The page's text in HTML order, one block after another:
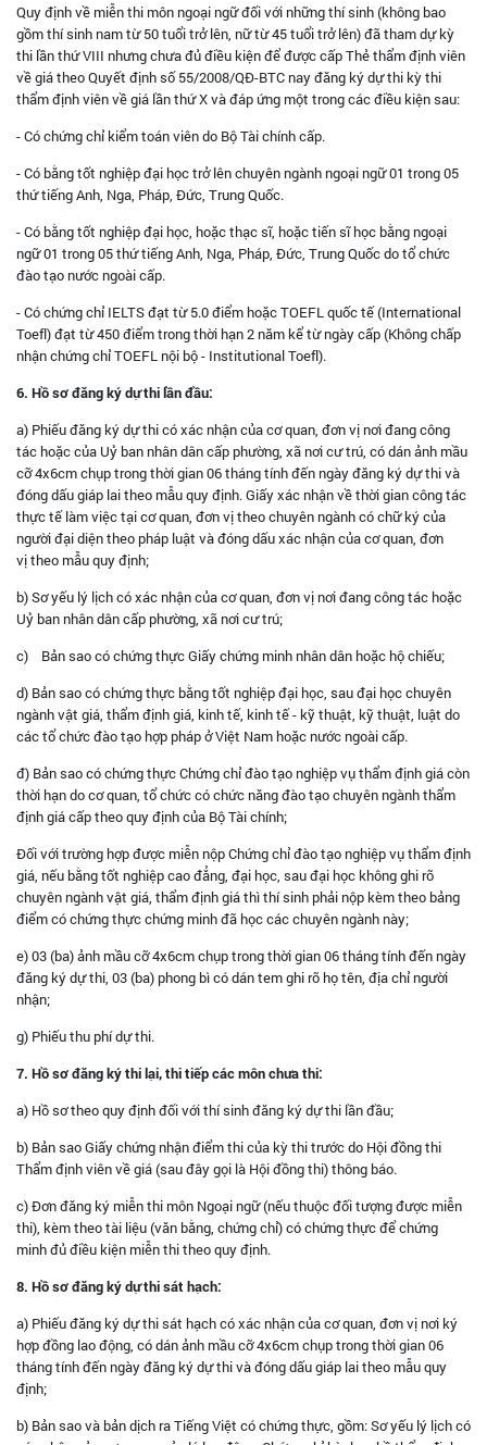
Quy định về miễn thi môn ngoại ngữ đối với những thí sinh (không bao
gồm thí sinh nam từ 50 tuổi trở lên, nữ từ 45 tuổi trở lên) đã tham dự kỳ
thi lần thứ VIII nhưng chưa đủ điều kiện để được cấp Thẻ thẩm định viên
về giá theo Quyết định số 55/2008/QĐ-BTC nay đăng ký dự thi kỳ thi
thẩm định viên về giá lần thứ X và đáp ứng một trong các điều kiện sau:
- Có chứng chỉ kiểm toán viên do Bộ Tài chính cấp.
- Có bằng tốt nghiệp đại học trở lên chuyên ngành ngoại ngữ 01 trong 05
thứ tiếng Anh, Nga, Pháp, Đức, Trung Quốc.
- Có bằng tốt nghiệp đại học, hoặc thạc sĩ, hoặc tiến sĩ học bằng ngoại
ngữ 01 trong 05 thứ tiếng Anh, Nga, Pháp, Đức, Trung Quốc do tổ chức
đào tạo nước ngoài cấp.
- Có chứng chỉ IELTS đạt từ 5.0 điểm hoặc TOEFL quốc tế (International
Toefl) đạt từ 450 điểm trong thời hạn 2 năm kể từ ngày cấp (Không chấp
nhận chứng chỉ TOEFL nội bộ - Institutional Toefl).
6. Hồ sơ đăng ký dự thi lần đầu:
a) Phiếu đăng ký dự thi có xác nhận của cơ quan, đơn vị nơi đang công
tác hoặc của Uỷ ban nhân dân cấp phường, xã nơi cư trú, có dán ảnh mầu
cỡ 4x6cm chụp trong thời gian 06 tháng tính đến ngày đăng ký dự thi và
đóng dấu giáp lai theo mẫu quy định. Giấy xác nhận về thời gian công tác
thực tế làm việc tại cơ quan, đơn vị theo chuyên ngành có chữ ký của
người đại diện theo pháp luật và đóng dấu xác nhận của cơ quan, đơn
vị theo mẫu quy định;
b) Sơ yếu lý lịch có xác nhận của cơ quan, đơn vị nơi đang công tác hoặc
Uỷ ban nhân dân cấp phường, xã nơi cư trú;
c) Bản sao có chứng thực Giấy chứng minh nhân dân hoặc hộ chiếu;
d) Bản sao có chứng thực bằng tốt nghiệp đại học, sau đại học chuyên
ngành vật giá, thẩm định giá, kinh tế, kinh tế - kỹ thuật, kỹ thuật, luật do
các tổ chức đào tạo hợp pháp ở Việt Nam hoặc nước ngoài cấp.
đ) Bản sao có chứng thực Chứng chỉ đào tạo nghiệp vụ thẩm định giá còn
thời hạn do cơ quan, tổ chức có chức năng đào tạo chuyên ngành thẩm
định giá cấp theo quy định của Bộ Tài chính;
Đối với trường hợp được miễn nộp Chứng chỉ đào tạo nghiệp vụ thẩm định
giá, nếu bằng tốt nghiệp cao đẳng, đại học, sau đại học không ghi rõ
chuyên ngành vật giá, thẩm định giá thì thí sinh phải nộp kèm theo bảng
điểm có chứng thực chứng minh đã học các chuyên ngành này;
e) 03 (ba) ảnh mầu cỡ 4x6cm chụp trong thời gian 06 tháng tính đến ngày
đăng ký dự thi, 03 (ba) phong bì có dán tem ghi rõ họ tên, địa chỉ người
nhận;
g) Phiếu thu phí dự thi.
7. Hồ sơ đăng ký thi lại, thi tiếp các môn chưa thi:
a) Hồ sơ theo quy định đối với thí sinh đăng ký dự thi lần đầu;
b) Bản sao Giấy chứng nhận điểm thi của kỳ thi trước do Hội đồng thi
Thẩm định viên về giá (sau đây gọi là Hội đồng thi) thông báo.
c) Đơn đăng ký miễn thi môn Ngoại ngữ (nếu thuộc đối tượng được miễn
thi), kèm theo tài liệu (văn bằng, chứng chỉ) có chứng thực để chứng
minh đủ điều kiện miễn thi theo quy định.
8. Hồ sơ đăng ký dự thi sát hạch:
a) Phiếu đăng ký dự thi sát hạch có xác nhận của cơ quan, đơn vị nơi ký
hợp đồng lao động, có dán ảnh mầu cỡ 4x6cm chụp trong thời gian 06
tháng tính đến ngày đăng ký dự thi và đóng dấu giáp lai theo mẫu quy
định;
b) Bản sao và bản dịch ra Tiếng Việt có chứng thực, gồm: Sơ yếu lý lịch có